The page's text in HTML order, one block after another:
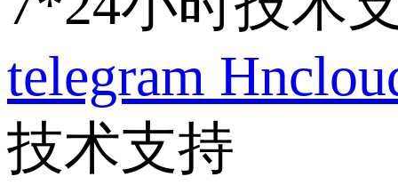
telegram
技术支持